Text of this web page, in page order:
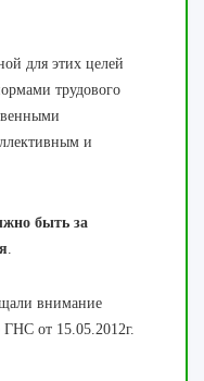
для этих целей
трудового
и
быть за
.
внимание
ГНС от 15.05.2012г.